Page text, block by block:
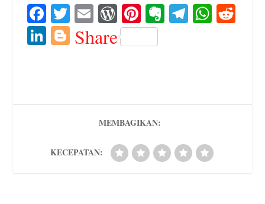
Fa
ce
bo
T
wi
tte
E
m
ail
W
or
d
s
Pi
nt
er
E Te W
Li Bl
Share
MEMBAGIKAN:
KECEPATAN: